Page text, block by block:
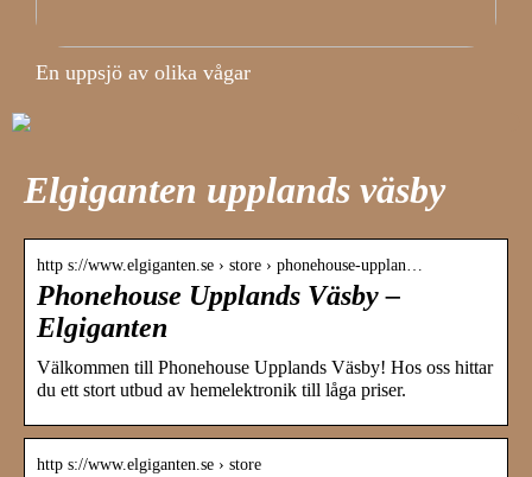
En uppsjö av olika vågar
Elgiganten upplands väsby
http s://www.elgiganten.se › store › phonehouse-upplan…
Phonehouse Upplands Väsby –
Elgiganten
Välkommen till Phonehouse Upplands Väsby! Hos oss hittar
du ett stort utbud av hemelektronik till låga priser.
http s://www.elgiganten.se › store